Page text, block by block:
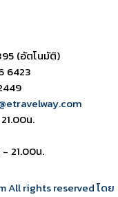
(อัตโนมัติ)
6423
น.
21.00น.
All rights reserved โดย